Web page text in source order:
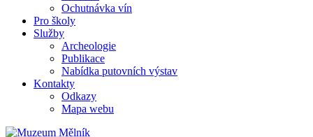
Ochutnávka vín
Pro školy
Služby
Archeologie
Publikace
Nabídka putovních výstav
Kontakty
Odkazy
Mapa webu